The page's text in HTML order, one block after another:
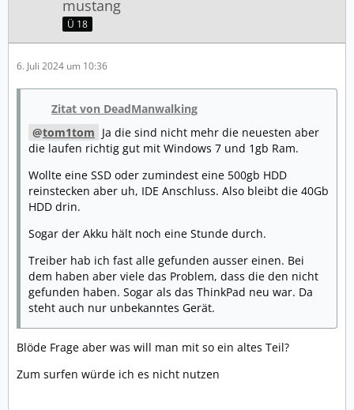
mustang
Ü 18
6. Juli 2024 um 10:36
Zitat von DeadManwalking
tom1tom Ja die sind nicht mehr die neuesten aber
die laufen richtig gut mit Windows 7 und 1gb Ram.
Wollte eine SSD oder zumindest eine 500gb HDD
reinstecken aber uh, IDE Anschluss. Also bleibt die 40Gb
HDD drin.
Sogar der Akku hält noch eine Stunde durch.
Treiber hab ich fast alle gefunden ausser einen. Bei
dem haben aber viele das Problem, dass die den nicht
gefunden haben. Sogar als das ThinkPad neu war. Da
steht auch nur unbekanntes Gerät.
Blöde Frage aber was will man mit so ein altes Teil?
Zum surfen würde ich es nicht nutzen